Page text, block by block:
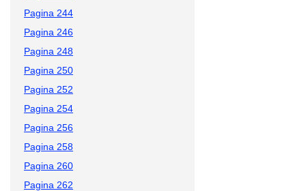
Pagina 244
Pagina 246
Pagina 248
Pagina 250
Pagina 252
Pagina 254
Pagina 256
Pagina 258
Pagina 260
Pagina 262